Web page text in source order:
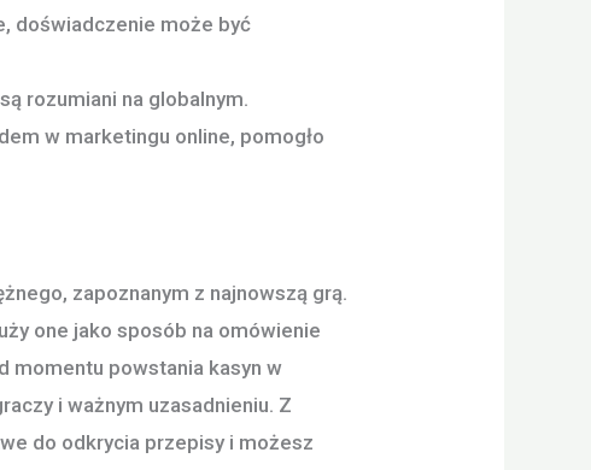
doświadczenie może być
rozumiani na globalnym.
w marketingu online, pomogło
zapoznanym z najnowszą grą.
one jako sposób na omówienie
momentu powstania kasyn w
i ważnym uzasadnieniu. Z
do odkrycia przepisy i możesz